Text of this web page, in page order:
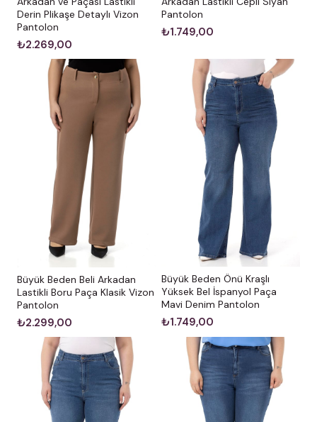
Derin Plikaşe Detaylı Vizon
Pantolon
₺2.269,00
Pantolon
₺1.749,00
Büyük Beden Beli Arkadan
Lastikli Boru Paça Klasik Vizon
Pantolon
₺2.299,00
Büyük Beden Önü Kraşlı
Yüksek Bel İspanyol Paça
Mavi Denim Pantolon
₺1.749,00